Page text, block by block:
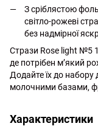
З сріблястою
світло-рожеві
без надмірної
Стрази Rose light №5
де потрібен м’який
Додайте їх до
молочними базами,
Характеристики